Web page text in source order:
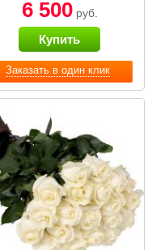
Заказать в один клик
6 500руб.
Купить